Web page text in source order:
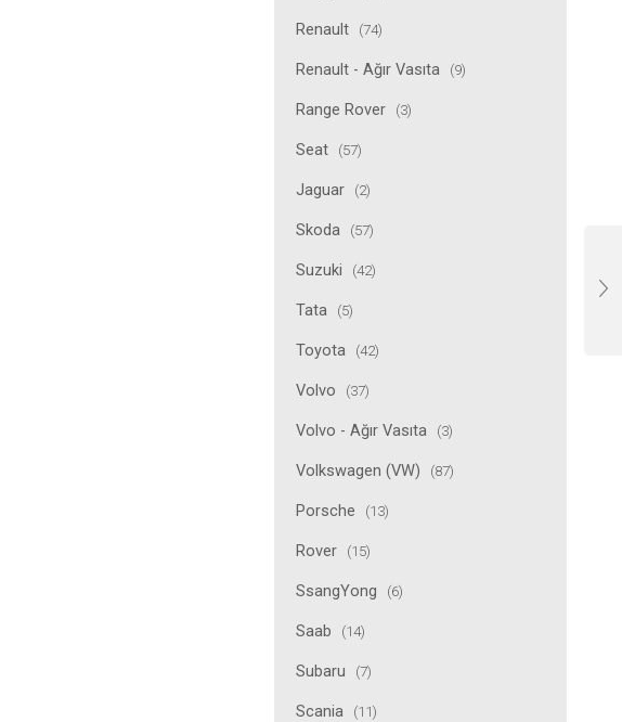
Renault (74)
Renault - Ağır Vasıta (9)
Range Rover (3)
Seat (57)
Jaguar (2)
Skoda (57)
Suzuki (42)
Tata (5)
Toyota (42)
Volvo (37)
Volvo - Ağır Vasıta (3)
Volkswagen (VW) (87)
Porsche (13)
Rover (15)
SsangYong (6)
Saab (14)
Subaru (7)
Scania (11)